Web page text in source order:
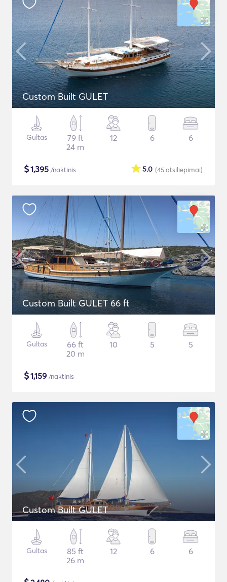
Custom Built GULET
Gultas
79 ft
24 m
12 6 6
$1,395 /naktinis (45atsiliepimai)
5.0
Custom Built GULET 66 ft
Gultas
66 ft
20 m
10 5 5
$1,159 /naktinis
Custom Built GULET
Gultas
85 ft
26 m
12 6 6